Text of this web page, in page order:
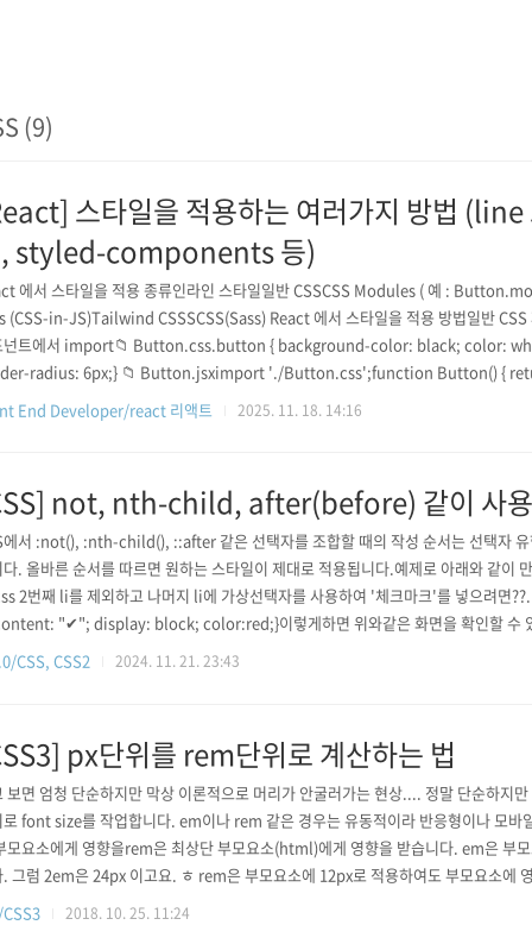
(9)
스타일을 적용하는 여러가지 방법 (line
styled-components 등)
에서 스타일을 적용 종류인라인 스타일일반 CSSCSS Modules ( 예 :
(CSS-in-JS)Tailwind CSSSCSS(Sass) React 에서 스타일을 적용 방법일반 CSS
넌트에서 import📁 Button.css.button { background-color: black; color:
radius: 6px;} 📁 Button.jsximport './Button.css';function Button() {
존 HTML/CSS 개발 방식과 동일단점클래스 이름 충돌 ..
End Developer/react 리액트 2025. 11. 18. 14:16
not, nth-child, after(before) 같이 사용
에서 :not(), :nth-child(), ::after 같은 선택자를 조합할 때의 작성 순서는 선택자 유
. 올바른 순서를 따르면 원하는 스타일이 제대로 적용됩니다.예제로 아래와 같이
려면??.li:not(:nth-child(2))::afte
"✔"; display: block; color:red;}이렇게하면 위와같은 화면을 확인할 수
다.CSS4 명세에서 :not()은 **단순 선택자(simple selector)**만 받을 수 있도록
다음을 포함합니다태..
CSS, CSS2 2024. 11. 21. 23:43
px단위를 rem단위로 계산하는 법
보면 엄청 단순하지만 막상 이론적으로 머리가 안굴러가는 현상.... 정말 단순하지
font size를 작업합니다. em이나 rem 같은 경우는 유동적이라 반응형이나 모
모요소에게 영향을rem은 최상단 부모요소(html)에게 영향을 받습니다. em은 부
그럼 2em은 24px 이고요. ㅎ rem은 부모요소에 12px로 적용하여도 부모요소에
문에html 태그에 16px로 적용되어 있다면1rem은 16px이고 2rem은 32xp ..
2018. 10. 25. 11:24